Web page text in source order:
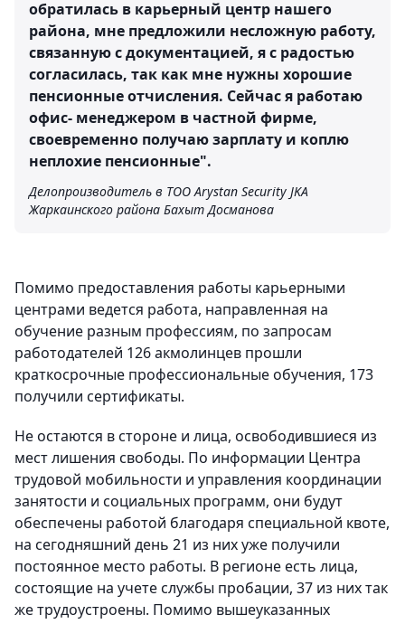
обратилась в карьерный центр нашего
района, мне предложили несложную работу,
связанную с документацией, я с радостью
согласилась, так как мне нужны хорошие
пенсионные отчисления. Сейчас я работаю
офис- менеджером в частной фирме,
своевременно получаю зарплату и коплю
неплохие пенсионные".
Делопроизводитель в ТОО Arystan Security JKA
Жаркаинского района Бахыт Досманова
Помимо предоставления работы карьерными
центрами ведется работа, направленная на
обучение разным профессиям, по запросам
работодателей 126 акмолинцев прошли
краткосрочные профессиональные обучения, 173
получили сертификаты.
Не остаются в стороне и лица, освободившиеся из
мест лишения свободы. По информации Центра
трудовой мобильности и управления координации
занятости и социальных программ, они будут
обеспечены работой благодаря специальной квоте,
на сегодняшний день 21 из них уже получили
постоянное место работы. В регионе есть лица,
состоящие на учете службы пробации, 37 из них так
же трудоустроены. Помимо вышеуказанных